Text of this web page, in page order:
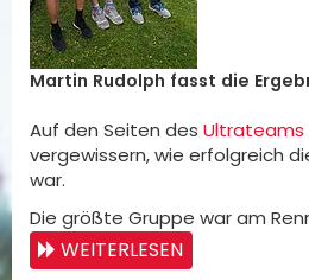
Martin Rudolph fasst die
Auf den Seiten des Ultrateams
vergewissern, wie erfolgreich
war.
Die größte Gruppe war am
WEITERLESEN